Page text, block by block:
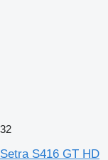
32
Setra S416 GT HD